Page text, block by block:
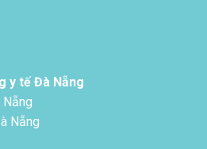
y tế Đà Nẵng
Nẵng